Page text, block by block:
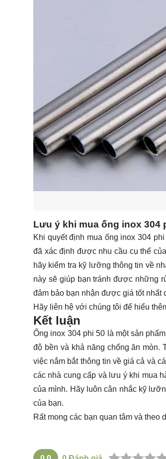
Lưu ý khi mua ống inox 304
Khi quyết định mua ống inox 304
đã xác định được nhu cầu cụ thể
hãy kiểm tra kỹ lưỡng thông tin về
này sẽ giúp bạn tránh được những
đảm bảo bạn nhận được giá tốt nhất
Hãy liên hệ với chúng tôi để hiểu
Kết luận
Ống inox 304 phi 50 là một sản
độ bền và khả năng chống ăn
việc nắm bắt thông tin về giá cả và
các nhà cung cấp và lưu ý khi mua
của mình. Hãy luôn cân nhắc kỹ
của bạn.
Rất mong các bạn quan tâm và theo